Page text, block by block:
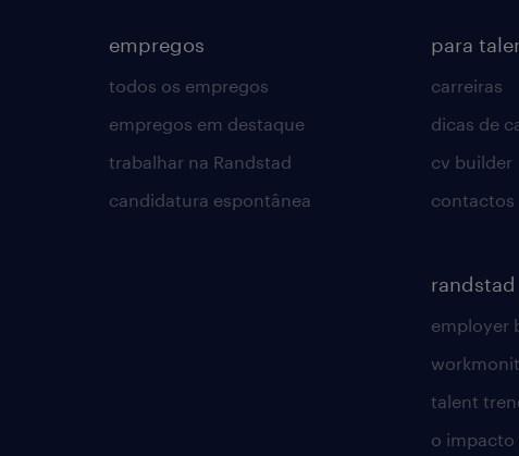
empregos
todos os empregos
empregos em destaque
trabalhar na Randstad
candidatura espontânea
para
carreiras
dicas de
cv builder
contactos
employer
talent
o impacto